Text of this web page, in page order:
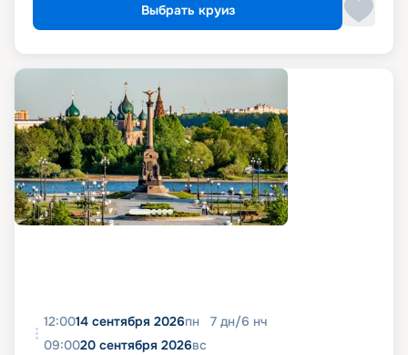
Выбрать круиз
12:0014 сентября 2026пн 7 дн/6 нч
09:0020 сентября 2026вс